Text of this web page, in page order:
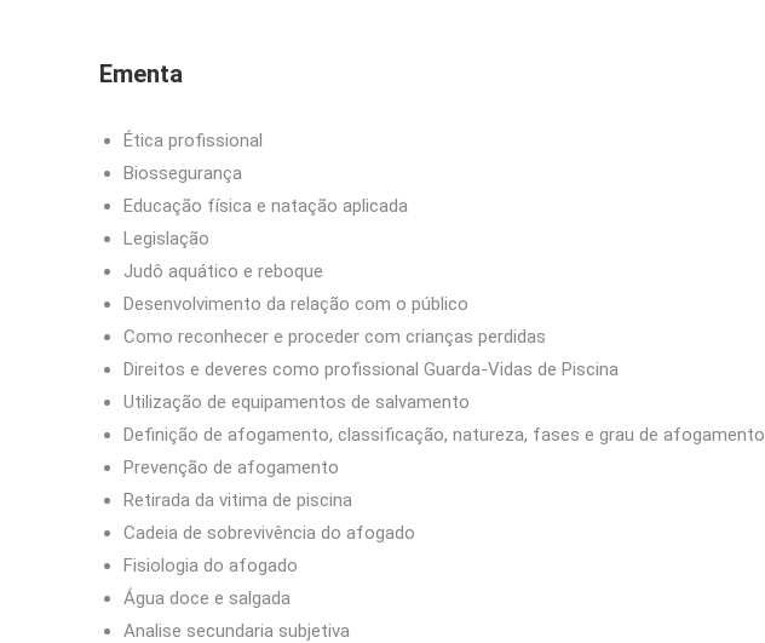
Ementa
Ética profissional
Biossegurança
Educação física e natação aplicada
Legislação
Judô aquático e reboque
Desenvolvimento da relação com o público
Como reconhecer e proceder com crianças perdidas
Direitos e deveres como profissional Guarda-Vidas de Piscina
Utilização de equipamentos de salvamento
Definição de afogamento, classificação, natureza, fases e grau de afogamento
Prevenção de afogamento
Retirada da vitima de piscina
Cadeia de sobrevivência do afogado
Fisiologia do afogado
Água doce e salgada
Analise secundaria subjetiva